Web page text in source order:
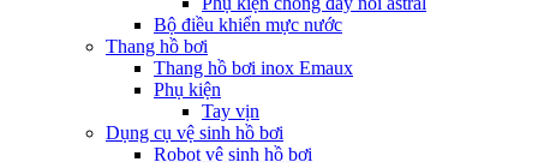
Bộ điều khiển mực nước
Thang hồ bơi
Thang hồ bơi inox Emaux
Phụ kiện
Tay vịn
Dụng cụ vệ sinh hồ bơi
Robot vệ sinh hồ bơi